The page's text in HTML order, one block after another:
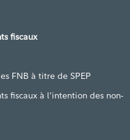
fiscaux
FNB à titre de SPEP
fiscaux à l’intention des non-